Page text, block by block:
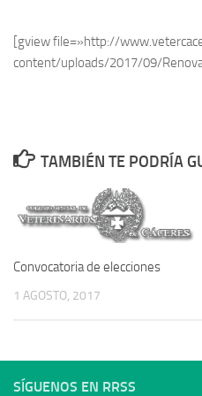
[gview file=»http://
content/uploads/2017/09/
TAMBIÉN TE PODRÍA
Convocatoria de elecciones
1 AGOSTO, 2017
SÍGUENOS EN RRSS